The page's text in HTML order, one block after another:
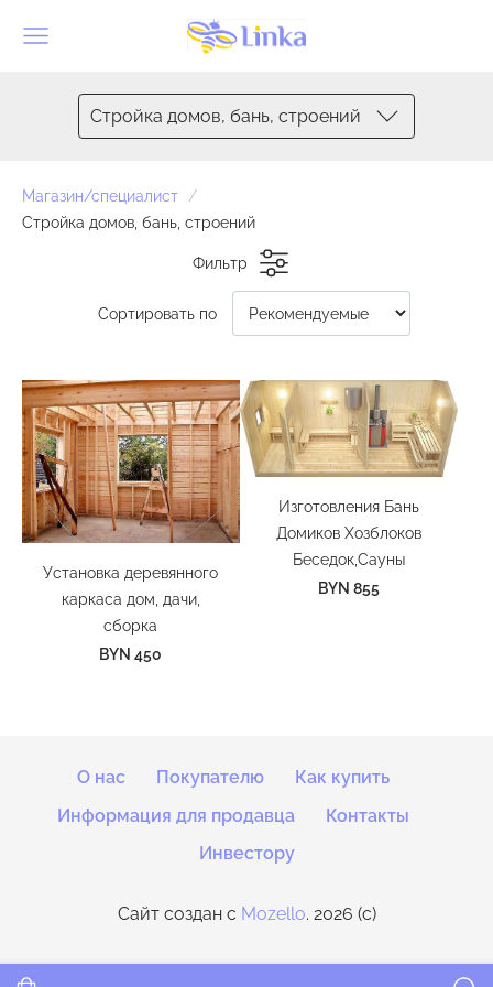
Стройка домов, бань, строений
Магазин/специалист
Стройка домов, бань, строений
Фильтр
Сортировать по
Установка деревянного
каркаса дом, дачи,
сборка
BYN 450
Изготовления Бань
Домиков Хозблоков
Беседок,Сауны
BYN 855
О нас Покупателю
Как купить
Информация для продавца
Контакты
Инвестору
Сайт создан с Mozello. 2026 (c)